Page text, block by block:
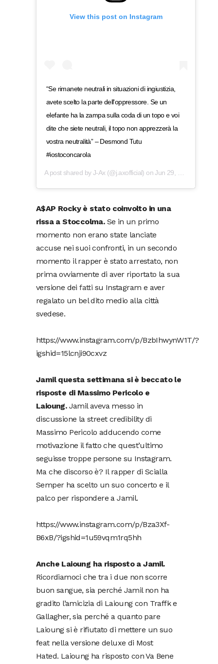
View this post on Instagram
“Se rimanete neutrali in situazioni di ingiustizia,
avete scelto la parte dell'oppressore. Se un
elefante ha la zampa sulla coda di un topo e voi
dite che siete neutrali, il topo non apprezzerà la
vostra neutralità” – Desmond Tutu
#iostoconcarola
A post shared byJ-Ax(@j.axofficial) onJun 29, 2019 at 2:29am PDT
A$AP Rocky è stato coinvolto in una
rissa a Stoccolma.Se in un primo
momento non erano state lanciate
accuse nei suoi confronti, in un secondo
momento il rapper è stato arrestato, non
prima ovviamente di aver riportato la sua
versione deifatti su Instagram e aver
regalato un bel dito medio alla città
svedese.
https://www.instagram.com/p/BzbIhwynW1T/?
igshid=15lcnji90cxvz
Jamil questa settimana si è beccato le
risposte di Massimo Pericolo e
Laioung.Jamil aveva messo in
discussione la street credibility di
Massimo Pericolo adducendo come
motivazione il fatto che quest’ultimo
seguisse troppe persone su Instagram.
Ma che discorso è? Il rapper di Scialla
Semper ha scelto un suo concerto e il
palco per rispondere a Jamil.
https://www.instagram.com/p/Bza3Xf-
B6xB/?igshid=1u59vqm1rq5hh
Anche Laioung ha risposto a Jamil.
Ricordiamoci che tra i due non scorre
buon sangue, sia perché Jamil non ha
gradito l’amicizia di Laioung con Traffk e
Gallagher, sia perché a quanto pare
Laioung si è rifiutato di mettere un suo
feat nella versione deluxe di Most
Hated. Laioung ha risposto con Va Bene